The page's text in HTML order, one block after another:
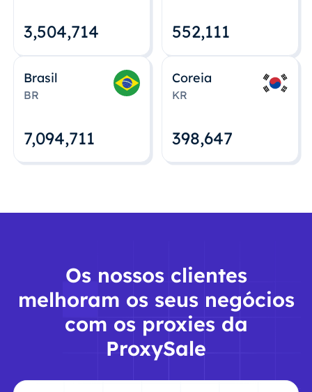
3,504,715 552,112
Brasil
BR
7,094,712
Coreia
KR
398,648
Os nossos clientes
melhoram os seus negócios
com os proxies da
ProxySale